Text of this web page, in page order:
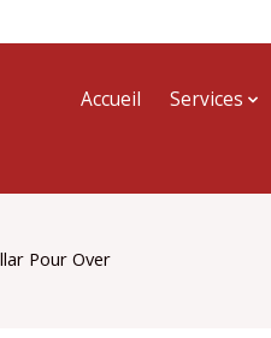
Accueil Services
Pour Over